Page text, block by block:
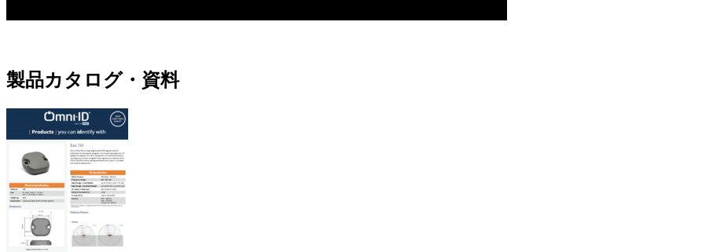
製品カタログ・資料